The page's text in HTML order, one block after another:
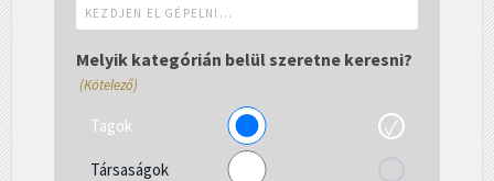
el
gépelni...
Melyik kategórián belül szeretne keresni?
(Kötelező)
Tagok
Társaságok